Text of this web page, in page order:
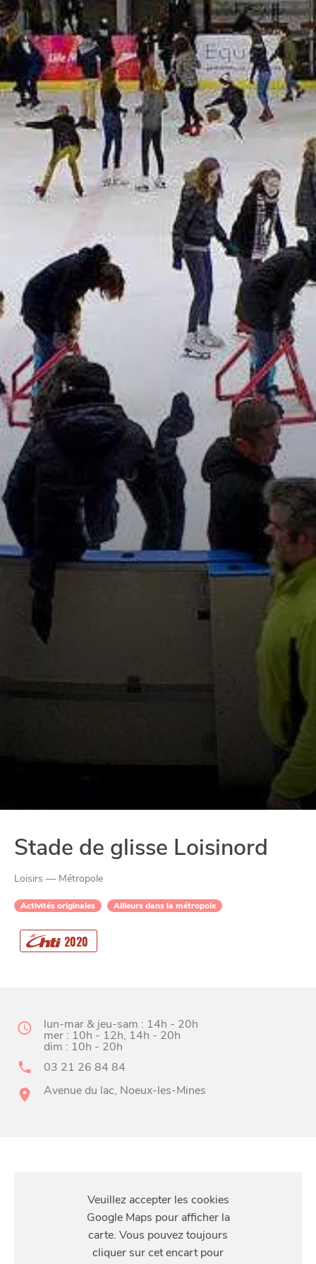
Stade de glisse Loisinord
Loisirs — Métropole
Activités originales Ailleurs dans la métropole
2020
RENDRE
lun-mar & jeu-sam : 14h - 20h
mer : 10h - 12h, 14h - 20h
dim : 10h - 20h
03 21 26 84 84
Avenue du lac, Noeux-les-Mines
CHTITE
VIVRE
dans NORD
BONS PLANS ET ADRESSES
Paramètres de
confidentialité
Afin de faciliter votre navigation et de vous
apporter le meilleur service possible, nous utilisons
des cookies pour améliorer le site aux besoins des
visiteurs, notamment selon la fréquentation.
Nos politique de confidentialité